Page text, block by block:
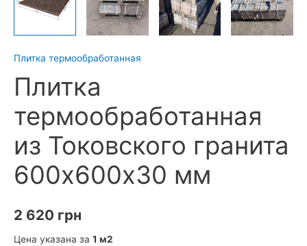
Плитка термообработанная
Плитка
термообработанная
из Токовского гранита
600х600х30 мм
2 620 грн
Цена указана за 1 м2